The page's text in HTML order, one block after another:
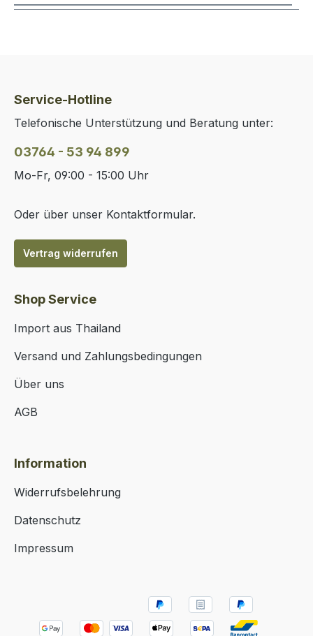
Service-Hotline
Telefonische Unterstützung und Beratung unter:
03764 - 53 94 899
Mo-Fr, 09:00 - 15:00 Uhr
Oder über unser Kontaktformular.
Vertrag widerrufen
Shop Service
Import aus Thailand
Versand und Zahlungsbedingungen
Über uns
AGB
Information
Widerrufsbelehrung
Datenschutz
Impressum